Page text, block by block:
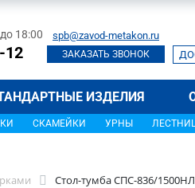
18:00
12
spb@zavod-metakon.ru
ЗАКАЗАТЬ ЗВОНОК
ИЗДЕЛИЯ
СКАМЕЙКИ УРНЫ
Стол-тумба СПС-836/1500НЛ